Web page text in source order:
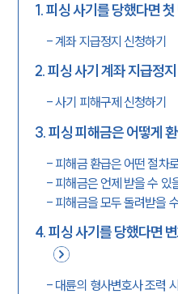
1.피싱 사기를 당했다면
-계좌 지급정지 신청하기
2.피싱 사기 계좌 지급정
-사기 피해구제 신청하기
3.피싱 피해금은 어떻게
- 피해금 환급은 어떤 절차
- 피해금은 언제 받을 수 있
- 피해금을 모두 돌려받을
4.피싱 사기를 당했다면
- 대륜의 형사변호사 조력